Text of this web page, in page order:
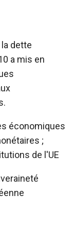
dette
a mis en
économiques
;
de l'UE